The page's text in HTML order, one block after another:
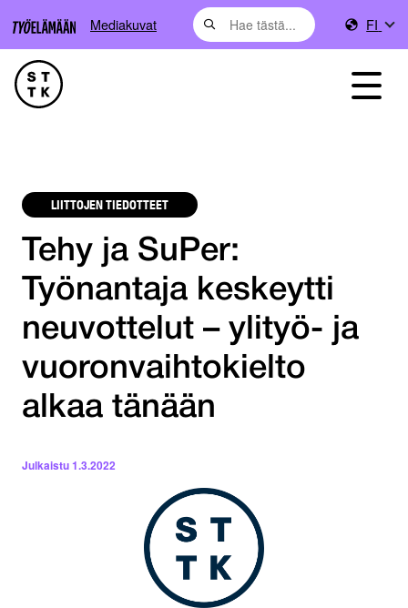
Mediakuvat FI
LIITTOJEN TIEDOTTEET
Tehy ja SuPer:
Työnantaja keskeytti
neuvottelut – ylityö- ja
vuoronvaihtokielto
alkaa tänään
Julkaistu1.3.2022